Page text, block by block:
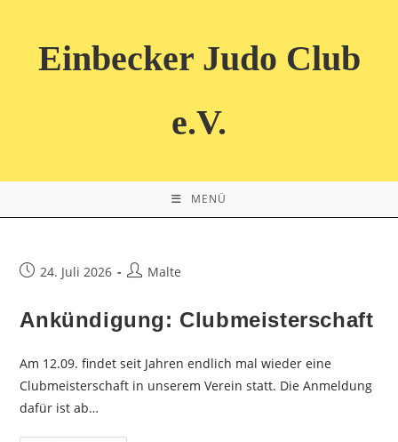
springenEinbecker Judo Club
e.V.
MENÜ
Beitrag24. Juli 2026
Beitrags-
Malte
Ankündigung: Clubmeisterschaft
Am 12.09. findet seit Jahren endlich mal wieder eine
Clubmeisterschaft in unserem Verein statt. Die Anmeldung
dafür ist ab…